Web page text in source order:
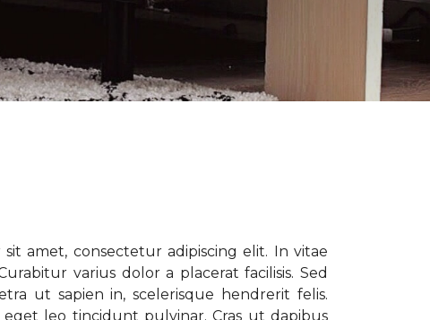
amet, consectetur adipiscing elit. In vitae
varius dolor a placerat facilisis. Sed
ut sapien in, scelerisque hendrerit felis.
leo tincidunt pulvinar. Cras ut dapibus